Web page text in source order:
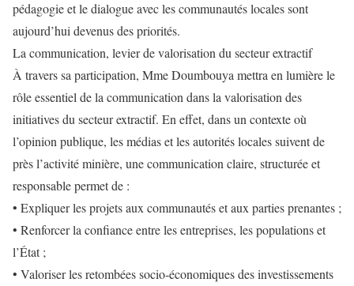
pédagogie et le dialogue avec les communautés locales sont
aujourd’hui devenus des priorités.
La communication, levier de valorisation du secteur extractif
À travers sa participation, Mme Doumbouya mettra en lumière le
rôle essentiel de la communication dans la valorisation des
initiatives du secteur extractif. En effet, dans un contexte où
l’opinion publique, les médias et les autorités locales suivent de
près l’activité minière, une communication claire, structurée et
responsable permet de :
• Expliquer les projets aux communautés et aux parties prenantes ;
• Renforcer la confiance entre les entreprises, les populations et
l’État ;
• Valoriser les retombées socio‑économiques des investissements